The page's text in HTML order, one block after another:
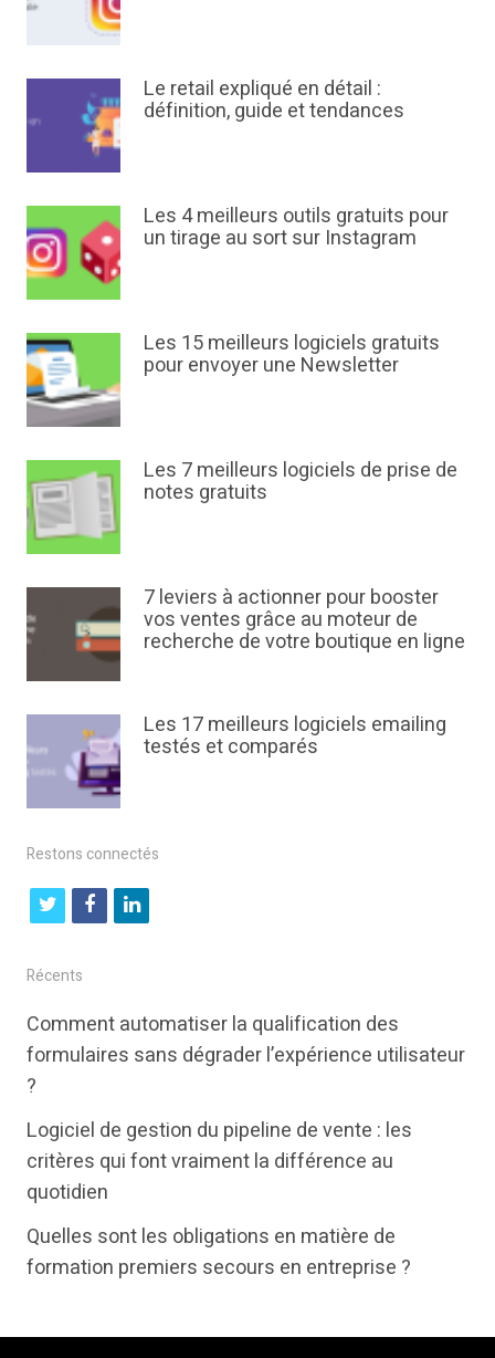
Le retail expliqué en détail :
définition, guide et tendances
Les 4 meilleurs outils gratuits pour
un tirage au sort sur Instagram
Les 15 meilleurs logiciels gratuits
pour envoyer une Newsletter
Les 7 meilleurs logiciels de prise de
notes gratuits
7 leviers à actionner pour booster
vos ventes grâce au moteur de
recherche de votre boutique en ligne
Les 17 meilleurs logiciels emailing
testés et comparés
Restons connectés
t
i
t
r
f
b
k
l
k
e
n
Récents
Comment automatiser la qualification des
formulaires sans dégrader l’expérience utilisateur
?
Logiciel de gestion du pipeline de vente : les
critères qui font vraiment la différence au
quotidien
Quelles sont les obligations en matière de
formation premiers secours en entreprise ?